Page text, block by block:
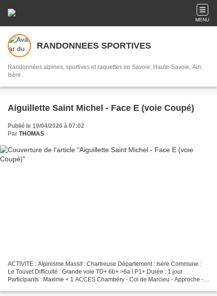
MENU
RANDONNEES SPORTIVES
Randonnées alpines, sportives et raquettes en Savoie; Haute-Savoie; Ain;
Isère.
Aiguillette Saint Michel - Face E (voie Coupé)
Publié le 19/04/2026 à 07:02
Par THOMAS
ACTIVITE : Alpinisme Massif : Chartreuse Département : Isère Commune :
Le Touvet Difficulté : Grande voie TD+ 6b+ >6a I P1+ Durée : 1 jour
Participants : Maxime + 1 ACCES Chambéry - Col de Marcieu - Approche -